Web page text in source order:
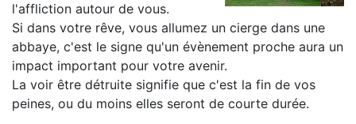
l'affliction autour de vous.
Si dans votre rêve, vous allumez un cierge dans une
abbaye, c'est le signe qu'un évènement proche aura un
impact important pour votre avenir.
La voir être détruite signifie que c'est la fin de vos
peines, ou du moins elles seront de courte durée.